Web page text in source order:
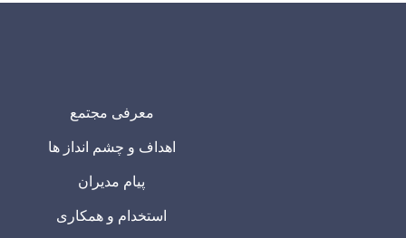
معرفی مجتمع
اهداف و چشم انداز ها
پیام مدیران
استخدام و همکاری